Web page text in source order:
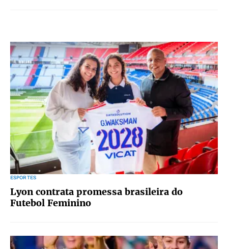
ESPORTES
Lyon contrata promessa brasileira do
Futebol Feminino